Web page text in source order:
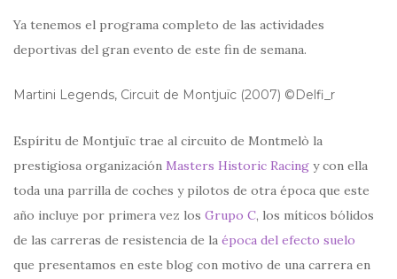
Ya tenemos el programa completo de las actividades
deportivas del gran evento de este fin de semana.
Martini Legends, Circuit de Montjuïc (2007) ©Delfi_r
Espíritu de Montjuïc trae al circuito de Montmelò la
prestigiosa organización Masters Historic Racing y con ella
toda una parrilla de coches y pilotos de otra época que este
año incluye por primera vez los Grupo C, los míticos bólidos
de las carreras de resistencia de la época del efecto suelo
que presentamos en este blog con motivo de una carrera en